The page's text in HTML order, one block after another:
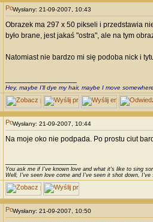
Wysłany: 21-09-2007, 10:43
Obrazek ma 297 x 50 pikseli i przedstawia
było brane, jest jakaś "ostra", ale na tym
Natomiast nie bardzo mi się podoba nick i
Hey, maybe I'll dye my hair, maybe I move
Wysłany: 21-09-2007, 10:44
Na moje oko nie podpada. Po prostu ciut
You ask me if I've known love and what it's like to sing
Well, I've seen love come and I've seen it shot down, I've
Wysłany: 21-09-2007, 10:50